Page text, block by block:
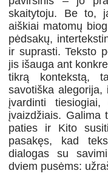
skaitytoju. Be to,
aiškiai matomų
pėdsakų,
ir suprasti. Teksto
jis išauga ant
tikrą kontekstą,
savotiška alegorija,
įvardinti
įvaizdžiais. Galima
paties ir Kito
pasakęs, kad
dialogas su
dviem pusėms: